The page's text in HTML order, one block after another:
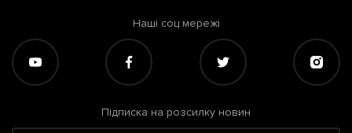
Наші соц мережі
Підписка на розсилку новин